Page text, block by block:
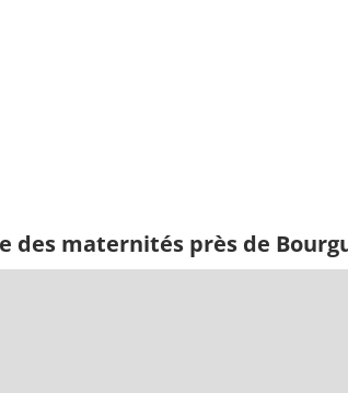
des maternités près de